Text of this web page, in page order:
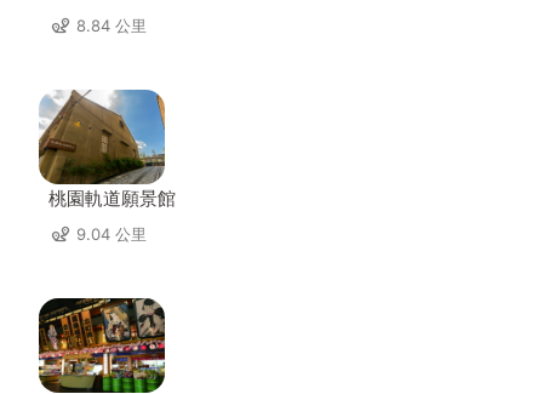
8.84 公里
桃園軌道願景館
9.04 公里